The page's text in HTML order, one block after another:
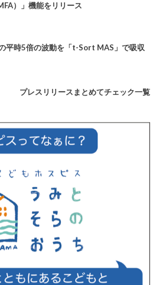
）」機能をリリース
平時5倍の波動を「t-Sort MAS」で吸収
プレスリリースまとめてチェック一覧